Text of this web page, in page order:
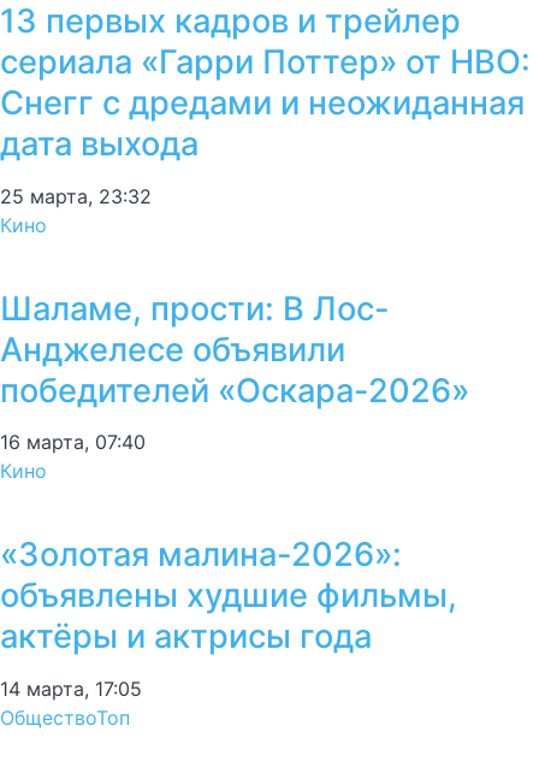
13 первых кадров и трейлер
сериала «Гарри Поттер» от HBO:
Снегг с дредами и неожиданная
дата выхода
25 марта, 23:32
Кино
Шаламе, прости: В Лос-
Анджелесе объявили
победителей «Оскара-2026»
16 марта, 07:40
Кино
«Золотая малина-2026»:
объявлены худшие фильмы,
актёры и актрисы года
14 марта, 17:05
ОбществоТоп